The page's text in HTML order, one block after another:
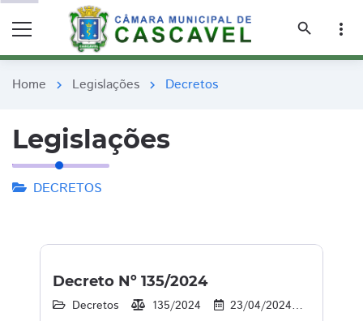
search
more_vert
Home chevron_right Legislações chevron_right Decretos
Legislações
DECRETOS
Decreto Nº 135/2024
Decretos 135/2024 23/04/2024